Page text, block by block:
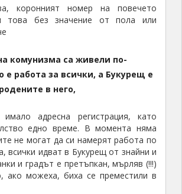
коронният номер на повечето
това без значение от пола или
комунизма са живели по-
е работа за всички, а Букурещ е
в него,
адресна регистрация, като
едно време. В момента няма
не могат да си намерят работа по
всички идват в Букурещ от знайни и
и градът е претъпкан, мърляв (!!!)
ако можеха, биха се преместили в